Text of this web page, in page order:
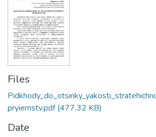
Files
pryiemstv.pdf(477.32 KB)
Date